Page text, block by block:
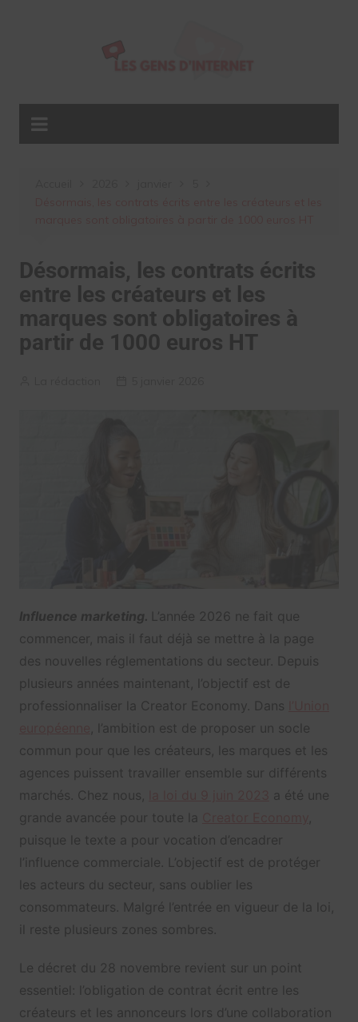
Désormais, les contrats écrits
entre les créateurs et les
marques sont obligatoires à
partir de 1000 euros HT
Influence marketing. L’année 2026 ne fait que
commencer, mais il faut déjà se mettre à la page
des nouvelles réglementations du secteur. Depuis
plusieurs années maintenant, l’objectif est de
professionnaliser la Creator Economy. Dans
, l’ambition est de proposer un socle
commun pour que les créateurs, les marques et les
agences puissent travailler ensemble sur différents
marchés. Chez nous,
a été une
grande avancée pour toute la
,
puisque le texte a pour vocation d’encadrer
l’influence commerciale. L’objectif est de protéger
les acteurs du secteur, sans oublier les
consommateurs. Malgré l’entrée en vigueur de la loi,
il reste plusieurs zones sombres.
Le décret du 28 novembre revient sur un point
essentiel: l’obligation de contrat écrit entre les
créateurs et les annonceurs lors d’une collaboration